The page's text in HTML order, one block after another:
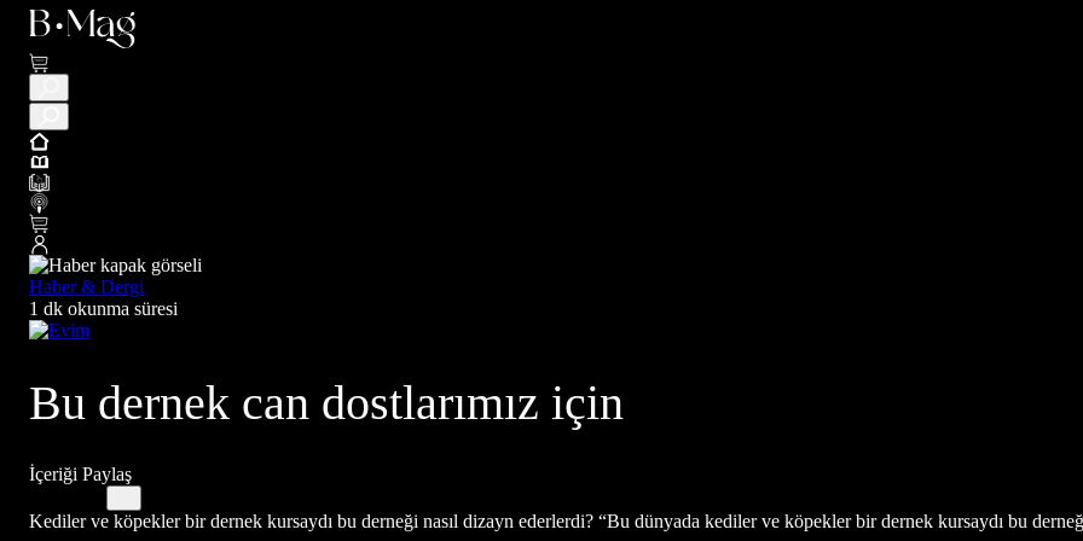
Haber & Dergi
1 dk okunma süresi
Bu dernek can dostlarımız için
İçeriği Paylaş
Kediler ve köpekler bir dernek kursaydı bu derneği nasıl dizayn ederlerdi? “Bu dünyada kediler ve köpekler bir dernek kursaydı bu